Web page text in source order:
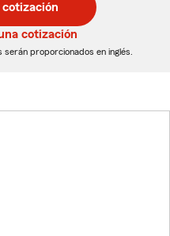
cotización
proporcionados en inglés.